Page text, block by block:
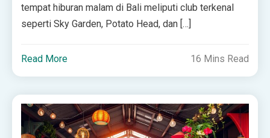
tempat hiburan malam di Bali meliputi club terkenal
seperti Sky Garden, Potato Head, dan […]
Read More 16 Mins Read